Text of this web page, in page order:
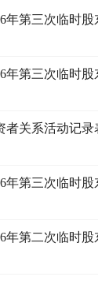
年第三次临时
年第三次临时
者关系活动记录
年第三次临时
年第二次临时